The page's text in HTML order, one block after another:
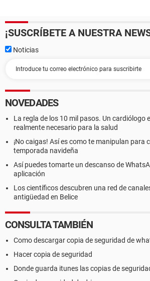
¡SUSCRÍBETE A NUESTRA
Noticias
NOVEDADES
La regla de los 10 mil pasos. Un cardiólogo
realmente necesario para la salud
¡No caigas! Así es como te manipulan para
temporada navideña
Así puedes tomarte un descanso de
aplicación
Los científicos descubren una red de
antigüedad en Belice
CONSULTA TAMBIÉN
Como descargar copia de seguridad de
Hacer copia de seguridad
Donde guarda itunes las copias de